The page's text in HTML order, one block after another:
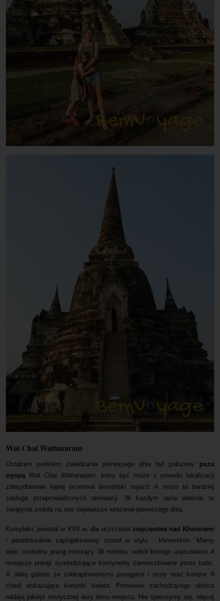
Wat Chai Wattanaram
Ostatnim punktem zwiedzania pierwszego dnia był położony poza
wyspą Wat Chai Wattanaram, który być może z powodu lokalizacji
zdecydowanie lepiej przetrwał birmański najazd. A może to bardziej
zasługa przeprowadzonych renowacji. W każdym razie właśnie ta
świątynia zrobiła na nas największe wrażenie pierwszego dnia.
Kompleks powstał w XVII w. dla uczczenia zwycięstwa nad Khmerami
i paradoksalnie zaprojektowany został w stylu… khmerskim. Mamy
więc centralny prang mierzący 36 metrów, wokół którego usytuowano 4
mniejsze prangi symbolizujące kontynenty zamieszkiwane przez ludzi.
A dalej galerie ze zdekapitowanymi posągami i mury oraz kolejne 8
chedi wskazujące kierunki świata. Promienie zachodzącego słońca
nadają jakiejś mistycznej aury temu miejscu. Nie spieszymy się, więcej